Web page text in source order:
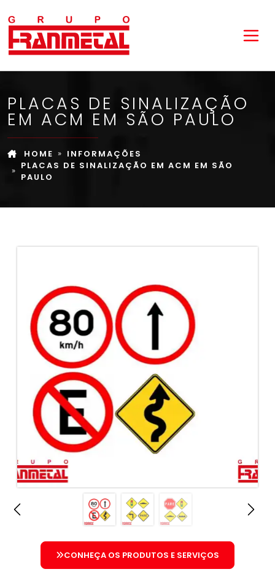
PLACAS DE SINALIZAÇÃO
EM ACM EM SÃO PAULO
HOME
INFORMAÇÕES
PLACAS DE SINALIZAÇÃO EM ACM EM SÃO
PAULO
CONHEÇA OS PRODUTOS E SERVIÇOS